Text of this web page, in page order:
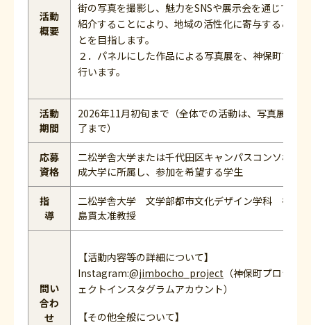
活動
概要
街の写真を撮影し、魅力をSNSや展示会を通じて
紹介することにより、地域の活性化に寄与するこ
とを目指します。
２．パネルにした作品による写真展を、神保町で
行います。
活動
期間
2026年11月初旬まで（全体での活動は、写真展終
了まで）
応募
資格
二松学舎大学または千代田区キャンパスコンソ構
成大学に所属し、参加を希望する学生
指
導
二松学舎大学 文学部都市文化デザイン学科 谷
島貫太准教授
問い
合わ
せ
【活動内容等の詳細について】
Instagram:@jimbocho_project （神保町プロジ
ェクトインスタグラムアカウント）
【その他全般について】